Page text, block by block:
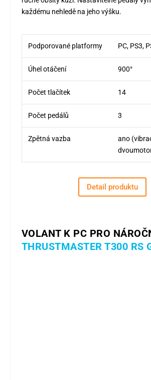
každému nehledě na jeho výšku.
Podporované platformy PC, PS3,
Úhel otáčení 900°
Počet tlačítek 14
Počet pedálů 3
Zpětná vazba
ano
Detail produktu
VOLANT K PC PRO
THRUSTMASTER T300 RS